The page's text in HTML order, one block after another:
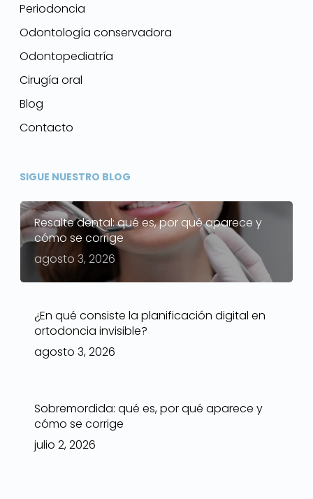
Periodoncia
Odontología conservadora
Odontopediatría
Cirugía oral
Blog
Contacto
SIGUE NUESTRO BLOG
Resalte dental: qué es, por qué aparece y
cómo se corrige
agosto 3, 2026
¿En qué consiste la planificación digital en
ortodoncia invisible?
agosto 3, 2026
Sobremordida: qué es, por qué aparece y
cómo se corrige
julio 2, 2026